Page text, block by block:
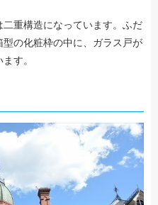
重構造になっています。ふだ
の化粧枠の中に、ガラス戸が
す。